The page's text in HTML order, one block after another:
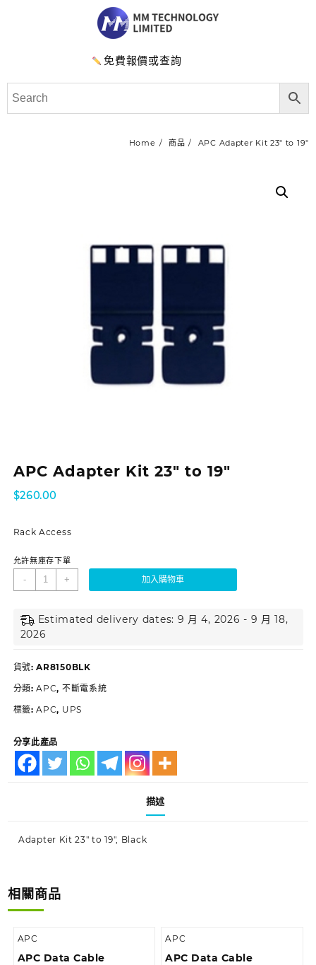
免費報價或查詢
Home 商品 APC Adapter Kit 23″ to 19″
APC Adapter Kit 23″ to 19″
$260.00
Rack Access
允許無庫存下單
- + 加入購物車
Estimated delivery dates: 9 月 4, 2026 - 9 月 18,
2026
貨號:AR8150BLK
分類:APC, 不斷電系統
標籤:APC, UPS
分享此產品
描述
Adapter Kit 23″ to 19″, Black
相關商品
APC
APC Data Cable
APC
APC Data Cable